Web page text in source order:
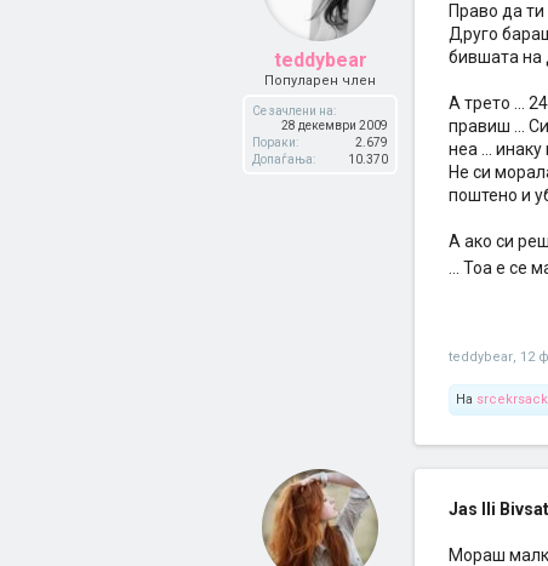
teddybear
Популарен член
Се зачлени на:
28 декември 2009
Пораки:
2.679
Допаѓања:
10.370
Право да
Друго
бившата на
А трето ...
правиш ...
неа ...
Не си
поштено и
А ако си
... Тоа е се
teddybear, 12
На
Jas Ili
Мораш